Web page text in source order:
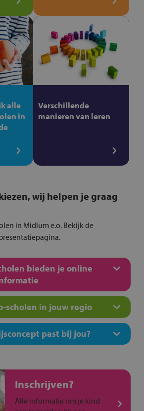
alle
in
Verschillende
manieren van leren
wij helpen je graag
in Midlum e.o. Bekijk de
bieden je online
scholen in jouw regio
past bij jou?
Inschrijven?
Alle informatie om je kind